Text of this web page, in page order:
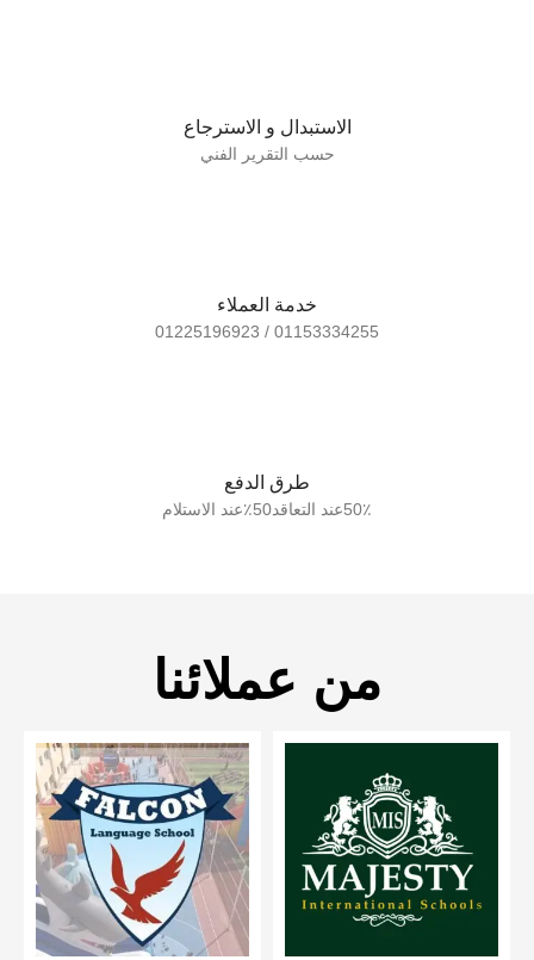
الاستبدال و الاسترجاع
حسب التقرير الفني
خدمة العملاء
01153334255 / 01225196923
طرق الدفع
50٪عند التعاقد50٪عند الاستلام
من عملائنا